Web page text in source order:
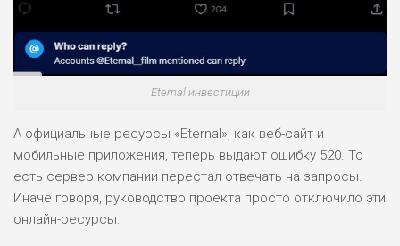
Eternal инвестиции
А официальные ресурсы «Eternal», как веб-сайт и
мобильные приложения, теперь выдают ошибку 520. То
есть сервер компании перестал отвечать на запросы.
Иначе говоря, руководство проекта просто отключило эти
онлайн-ресурсы.